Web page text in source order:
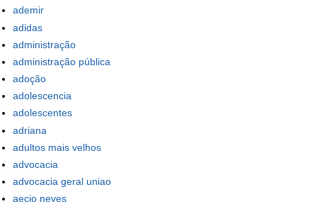
ademir
adidas
administração
administração pública
adoção
adolescencia
adolescentes
adriana
adultos mais velhos
advocacia
advocacia geral uniao
aecio neves